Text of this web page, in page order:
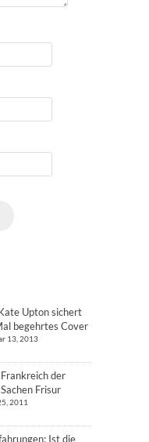
Upton sichert
begehrtes Cover
13, 2013
der
Frisur
2011
Ist die